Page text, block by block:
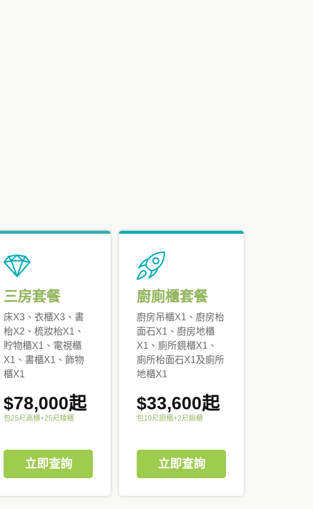
三房套餐
床X3、衣櫃X3、書
枱X2、梳妝枱X1、
貯物櫃X1、電視櫃
X1、書櫃X1、飾物
櫃X1
$78,000起
包25尺高櫃+25尺矮櫃
立即查詢
廚廁櫃套餐
廚房吊櫃X1、廚房枱
面石X1、廚房地櫃
X1、廁所鏡櫃X1、
廁所枱面石X1及廁所
地櫃X1
$33,600起
包10尺廚櫃+2尺廁櫃
立即查詢